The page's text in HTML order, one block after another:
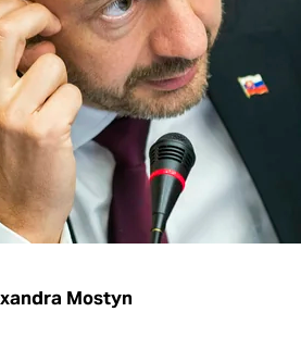
Mostyn